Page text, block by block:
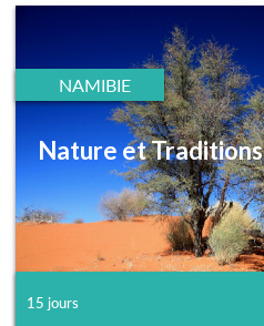
NAMIBIE
Nature et Traditions
15 jours